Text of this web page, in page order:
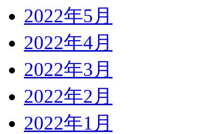
2022年5月
2022年4月
2022年3月
2022年2月
2022年1月